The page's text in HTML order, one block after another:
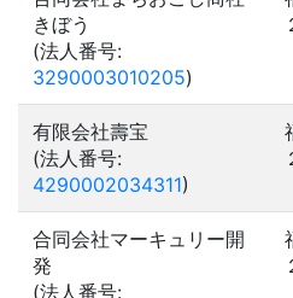
きぼう
(法人番号:
3290003010205)
有限会社壽宝
(法人番号:
4290002034311)
合同会社マーキュリー開
発
(法人番号: